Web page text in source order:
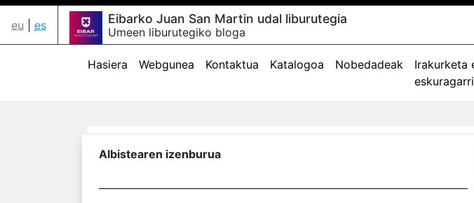
eu es Eibarko Juan San Martin udal liburutegia
Umeen liburutegiko bloga
Hasiera Webgunea Kontaktua Katalogoa Nobedadeak
Irakurketa
Albistearen izenburua